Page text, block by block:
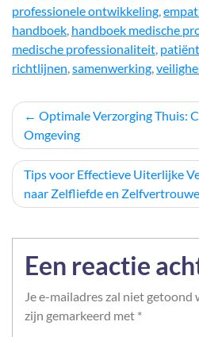
professionele ontwikkeling,
handboek, handboek medische
medische professionaliteit,
richtlijnen,samenwerking,
Berichtnavigatie
Optimale Verzorging Thuis:
Omgeving
Tips voor Effectieve Uiterlijke
naar Zelfliefde en
Een reactie
Je e-mailadres zal niet getoond
zijn gemarkeerd met *